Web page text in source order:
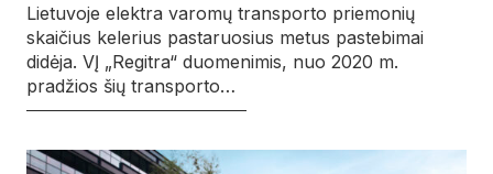
Lietuvoje elektra varomų transporto priemonių
skaičius kelerius pastaruosius metus pastebimai
didėja. VĮ „Regitra“ duomenimis, nuo 2020 m.
pradžios šių transporto…